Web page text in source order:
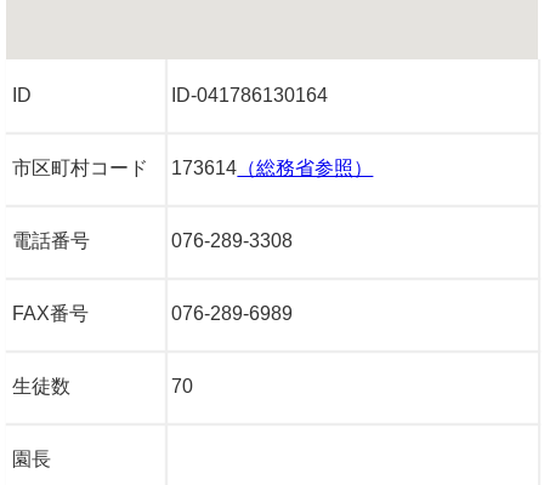
ID ID-041786130164
市区町村コード 173614 （総務省参照）
電話番号 076-289-3308
FAX番号 076-289-6989
生徒数 70
園長